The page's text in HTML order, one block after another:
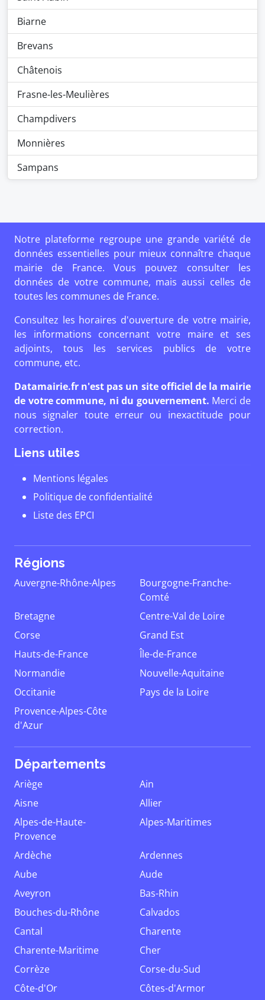
Biarne
Brevans
Châtenois
Frasne-les-Meulières
Champdivers
Monnières
Sampans
Notre plateforme regroupe une grande variété de
données essentielles pour mieux connaître chaque
mairie de France. Vous pouvez consulter les
données de votre commune, mais aussi celles de
toutes les communes de France.
Consultez les horaires d'ouverture de votre mairie,
les informations concernant votre maire et ses
adjoints, tous les services publics de votre
commune, etc.
Datamairie.fr n'est pas un site officiel de la mairie
de votre commune, ni du gouvernement. Merci de
nous signaler toute erreur ou inexactitude pour
correction.
Liens utiles
Mentions légales
Politique de confidentialité
Liste des EPCI
Régions
Auvergne-Rhône-Alpes
Bourgogne-Franche-
Comté
Bretagne
Centre-Val de Loire
Corse
Grand Est
Hauts-de-France
Île-de-France
Normandie
Nouvelle-Aquitaine
Occitanie
Pays de la Loire
Provence-Alpes-Côte
d'Azur
Départements
Ariège
Ain
Aisne
Allier
Alpes-de-Haute-
Provence
Alpes-Maritimes
Ardèche
Ardennes
Aube
Aude
Aveyron
Bas-Rhin
Bouches-du-Rhône
Calvados
Cantal
Charente
Charente-Maritime
Cher
Corrèze
Corse-du-Sud
Côte-d'Or
Côtes-d'Armor